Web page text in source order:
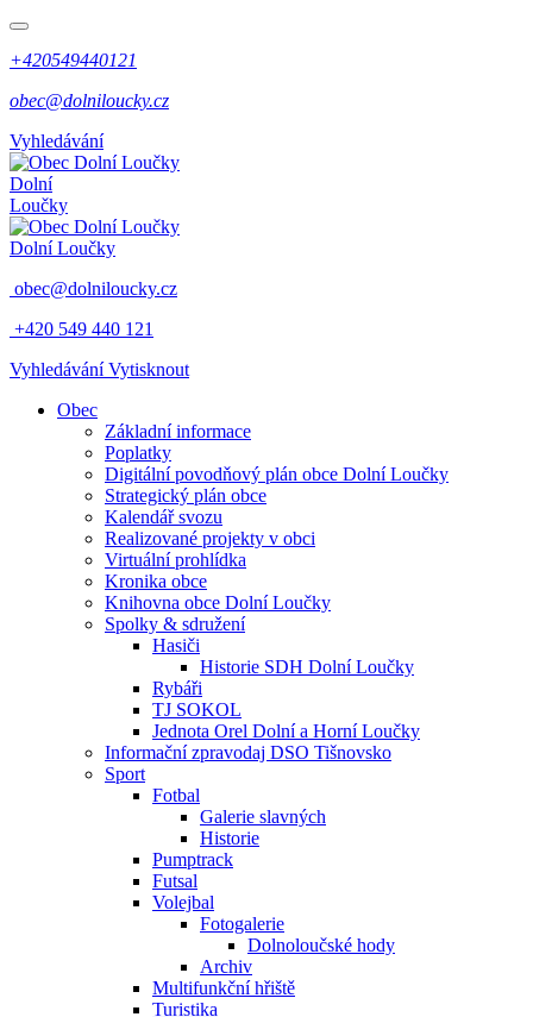
+420549440121
obec@dolniloucky.cz
Vyhledávání
Dolní
Loučky
Dolní Loučky
obec@dolniloucky.cz
+420 549 440 121
Vyhledávání Vytisknout
Obec
Základní informace
Poplatky
Digitální povodňový plán obce Dolní Loučky
Strategický plán obce
Kalendář svozu
Realizované projekty v obci
Virtuální prohlídka
Kronika obce
Knihovna obce Dolní Loučky
Spolky & sdružení
Hasiči
Historie SDH Dolní Loučky
Rybáři
TJ SOKOL
Jednota Orel Dolní a Horní Loučky
Informační zpravodaj DSO Tišnovsko
Sport
Fotbal
Galerie slavných
Historie
Pumptrack
Futsal
Volejbal
Fotogalerie
Dolnoloučské hody
Archiv
Multifunkční hřiště
Turistika